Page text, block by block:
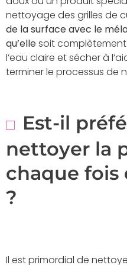
nettoyage des grilles de
de la surface avec le
qu’ellesoit complètement
l’eau claire et sécher à
terminer le processus de
Est-il
nettoyer la
chaque fois
?
Il est primordial de